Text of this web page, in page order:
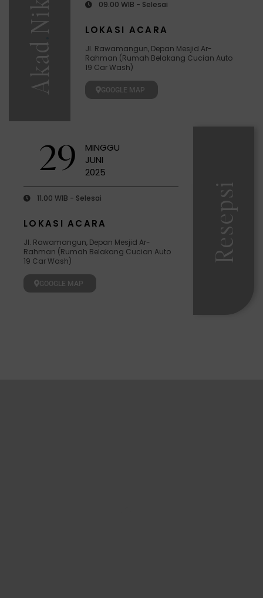
Akad
09.00 WIB - Selesai
LOKASI ACARA
Jl. Rawamangun, Depan Mesjid Ar-
Rahman (Rumah Belakang Cucian Auto
19 Car Wash)
GOOGLE MAP
29
MINGGU
JUNI
2025
11.00 WIB - Selesai
LOKASI ACARA
Jl. Rawamangun, Depan Mesjid Ar-
Rahman (Rumah Belakang Cucian Auto
19 Car Wash)
GOOGLE MAP
Resepsi